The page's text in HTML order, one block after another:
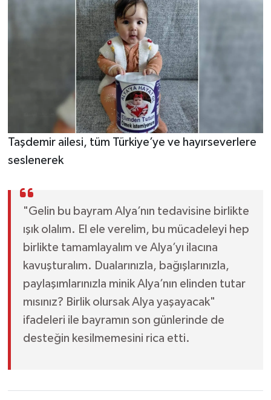
Taşdemir ailesi, tüm Türkiye’ye ve hayırseverlere
seslenerek
"Gelin bu bayram Alya’nın tedavisine birlikte
ışık olalım. El ele verelim, bu mücadeleyi hep
birlikte tamamlayalım ve Alya’yı ilacına
kavuşturalım. Dualarınızla, bağışlarınızla,
paylaşımlarınızla minik Alya’nın elinden tutar
mısınız? Birlik olursak Alya yaşayacak"
ifadeleri ile bayramın son günlerinde de
desteğin kesilmemesini rica etti.